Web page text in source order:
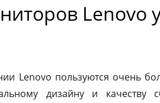
Lenovo
Lenovo пользуются очень
дизайну и качеству